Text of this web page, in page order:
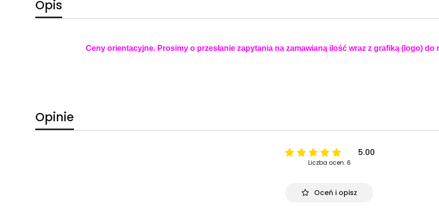
Opis
Ceny orientacyjne. Prosimy o przesłanie zapytania na zamawianą ilość wraz z grafiką (logo) do
Opinie
5.00
Liczba ocen: 6
Oceń i opisz